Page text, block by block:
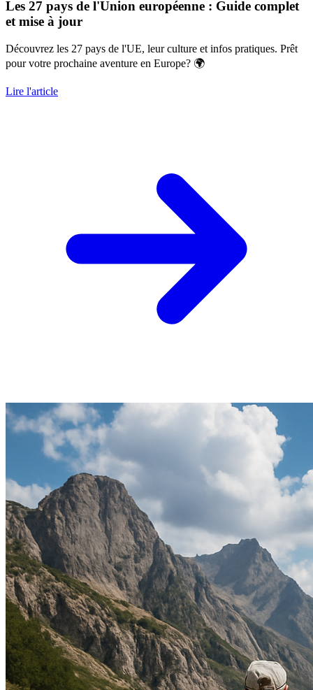
Les 27 pays de l'Union européenne : Guide complet
et mise à jour
Découvrez les 27 pays de l'UE, leur culture et infos pratiques. Prêt
pour votre prochaine aventure en Europe? 🌍
Lire l'article